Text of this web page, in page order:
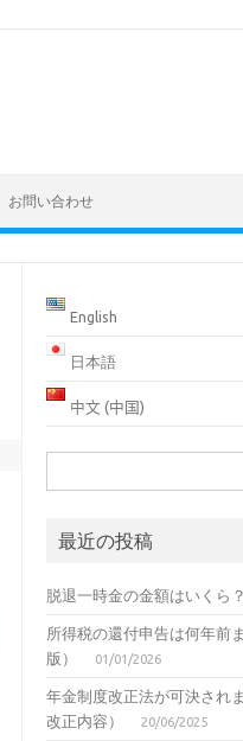
お問い合わせ
English
日本語
中文 (中国)
索:
最近の投稿
脱退一時金の金額はいくら？
所得税の還付申告は何年前
版）
01/01/2026
年金制度改正法が可決され
改正内容）
20/06/2025